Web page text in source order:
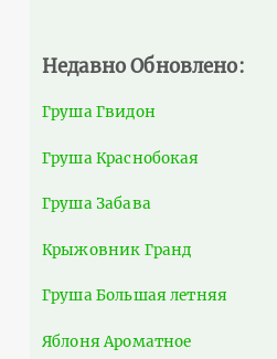
Недавно Обновлено:
Груша Гвидон
Груша Краснобокая
Груша Забава
Крыжовник Гранд
Груша Большая летняя
Яблоня Ароматное